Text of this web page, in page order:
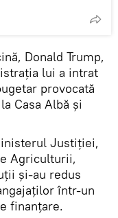
Donald Trump,
lui a intrat
provocată
Casa Albă și
Justiției,
Agriculturii,
și-au redus
într-un
finanțare.